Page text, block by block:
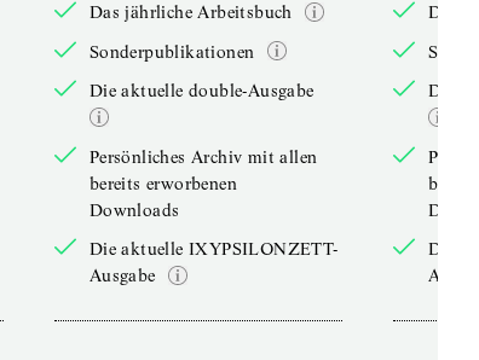
Das jährliche Arbeitsbuch
Sonderpublikationen
Die aktuelle double-Ausgabe
Persönliches Archiv mit allen
bereits erworbenen
Downloads
Die aktuelle IXYPSILONZETT-
Ausgabe
Das
Die
Die